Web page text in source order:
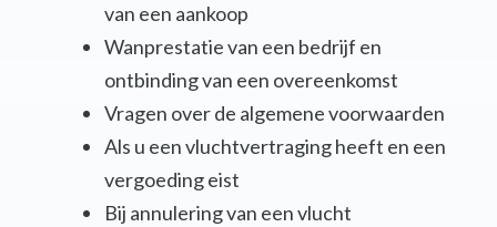
van een aankoop
Wanprestatie van een bedrijf en
ontbinding van een overeenkomst
Vragen over de algemene voorwaarden
Als u een vluchtvertraging heeft en een
vergoeding eist
Bij annulering van een vlucht